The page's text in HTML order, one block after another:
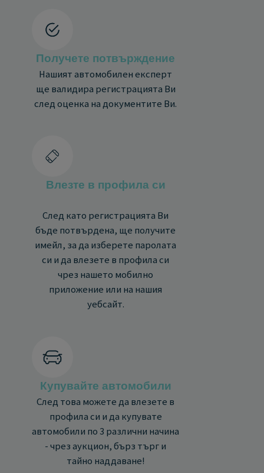
Получете потвърждение
Нашият автомобилен експерт
ще валидира регистрацията Ви
след оценка на документите Ви.
Влезте в профила си
След като регистрацията Ви
бъде потвърдена, ще получите
имейл, за да изберете паролата
си и да влезете в профила си
чрез нашето мобилно
приложение или на нашия
уебсайт.
Купувайте автомобили
След това можете да влезете в
профила си и да купувате
автомобили по 3 различни начина
- чрез аукцион, бърз търг и
тайно наддаване!